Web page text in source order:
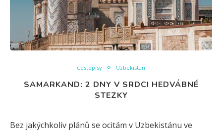
Cestopisy Uzbekistán
SAMARKAND: 2 DNY V SRDCI HEDVÁBNÉ
STEZKY
Bez jakýchkoliv plánů se ocitám v Uzbekistánu ve